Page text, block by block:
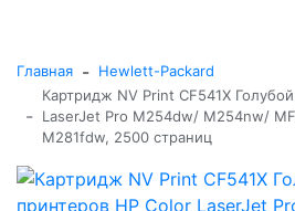
Главная - Hewlett-Packard
-
Картридж NV Print CF541X
LaserJet Pro M254dw/ M254nw/
M281fdw, 2500 страниц